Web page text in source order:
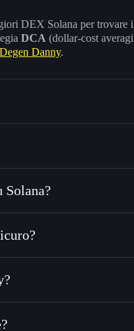
DEX Solana per trovare
DCA (dollar-cost
Danny.
o in migliaia di altri
nel tempo
pubblicamente i wallet
Solana?
wallet non-custodial